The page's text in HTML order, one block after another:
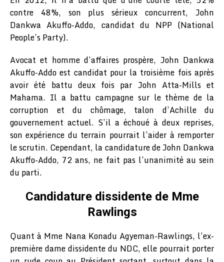
contre 48%, son plus sérieux concurrent, John
Dankwa Akuffo-Addo, candidat du NPP (National
People’s Party).
Avocat et homme d’affaires prospère, John Dankwa
Akuffo-Addo est candidat pour la troisième fois après
avoir été battu deux fois par John Atta-Mills et
Mahama. Il a battu campagne sur le thème de la
corruption et du chômage, talon d’Achille du
gouvernement actuel. S’il a échoué à deux reprises,
son expérience du terrain pourrait l’aider à remporter
le scrutin. Cependant, la candidature de John Dankwa
Akuffo-Addo, 72 ans, ne fait pas l’unanimité au sein
du parti.
Candidature dissidente de Mme
Rawlings
Quant à Mme Nana Konadu Agyeman-Rawlings, l’ex-
première dame dissidente du NDC, elle pourrait porter